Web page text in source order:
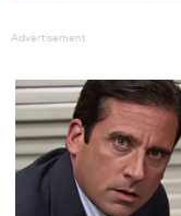
Advertisement